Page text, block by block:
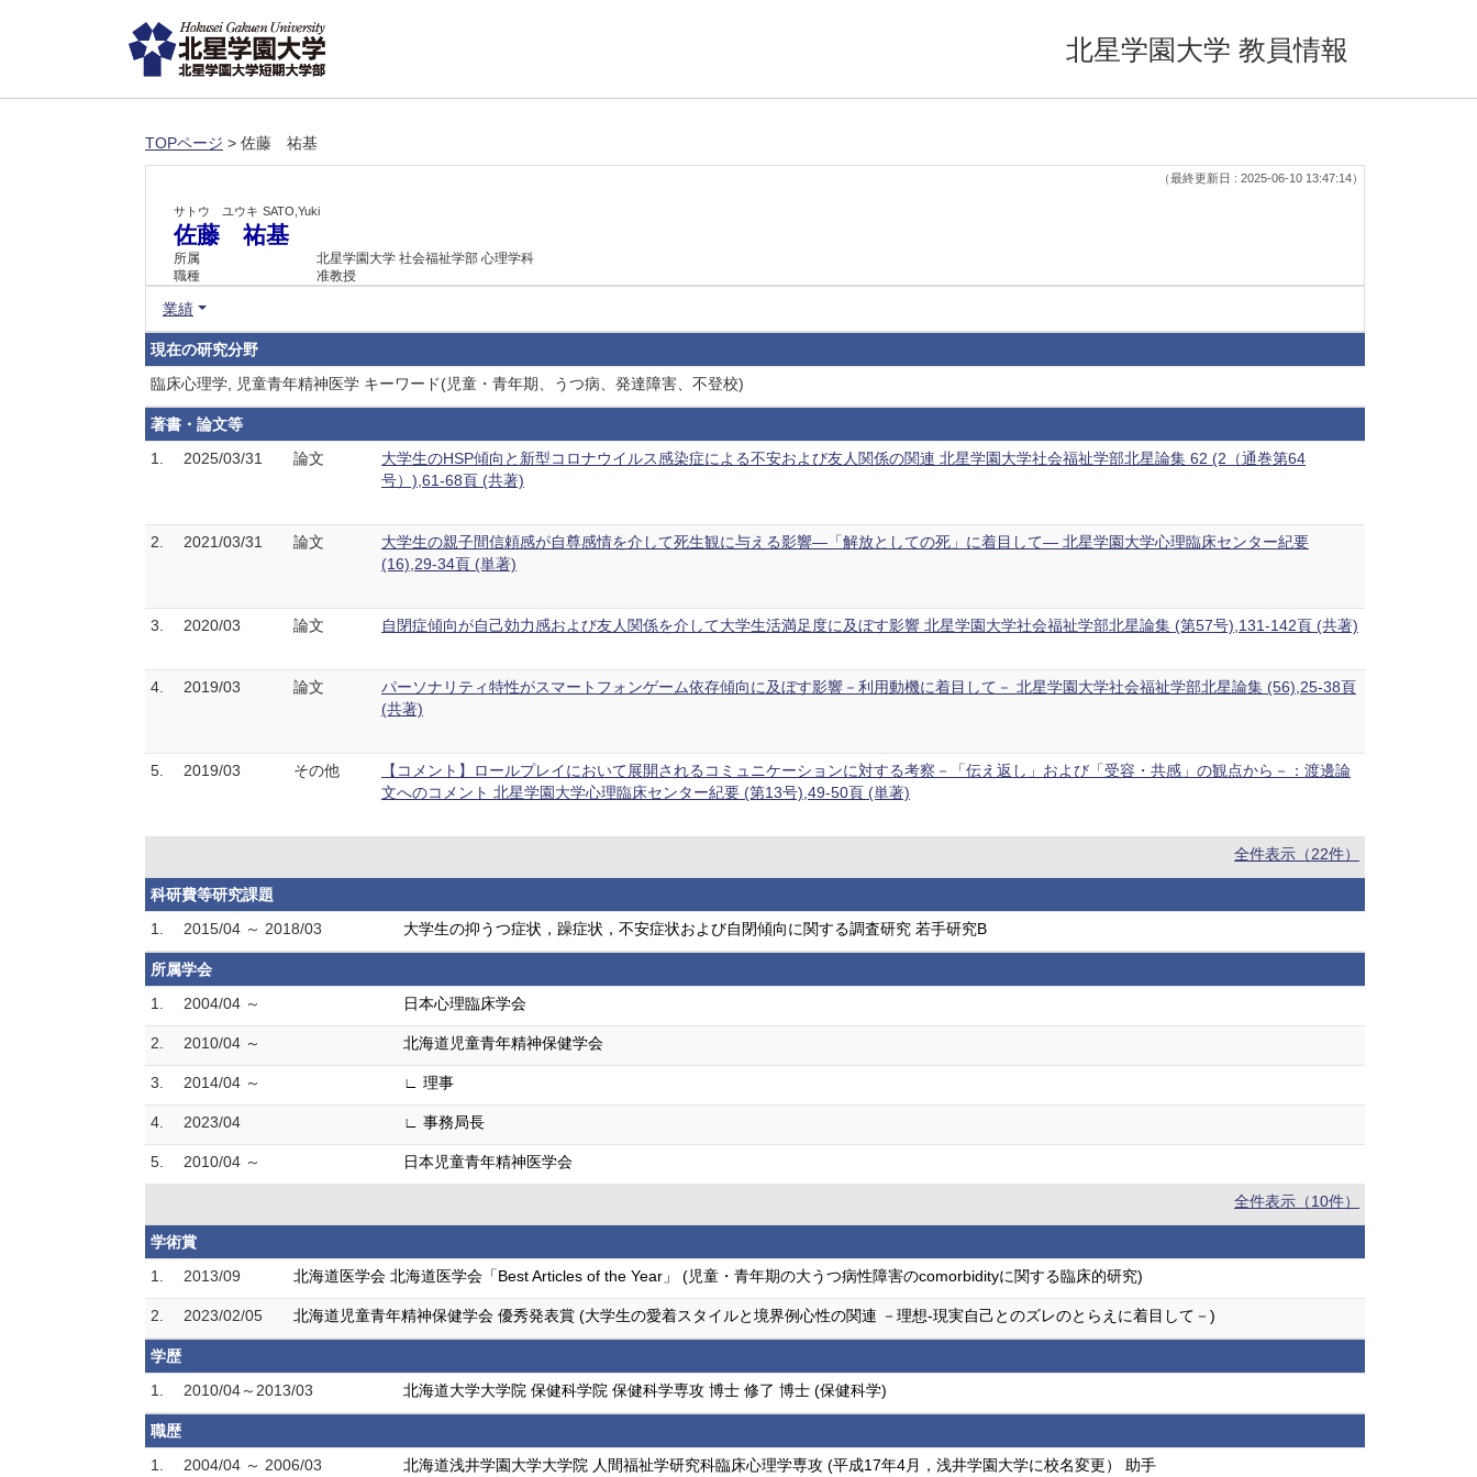
北星学園大学 教員情報
TOPページ > 佐藤 祐基
（最終更新日 : 2025-06-10 13:47:14）
サトウ ユウキ SATO,Yuki
佐藤 祐基
所属
北星学園大学 社会福祉学部 心理学科
職種
准教授
業績
現在の研究分野
臨床心理学, 児童青年精神医学 キーワード(児童・青年期、うつ病、発達障害、不登校)
著書・論文等
1.
2025/03/31 論文
大学生のHSP傾向と新型コロナウイルス感染症による不安および友人関係の関連 北星学園大学社会福祉学部北星論集 62 (2（通巻第64
号）),61-68頁 (共著)
2. 2021/03/31 論文
大学生の親子間信頼感が自尊感情を介して死生観に与える影響―「解放としての死」に着目して― 北星学園大学心理臨床センター紀要
(16),29-34頁 (単著)
3. 2020/03 論文 自閉症傾向が自己効力感および友人関係を介して大学生活満足度に及ぼす影響 北星学園大学社会福祉学部北星論集 (第57号),131-142頁 (共著)
4. 2019/03 論文
パーソナリティ特性がスマートフォンゲーム依存傾向に及ぼす影響－利用動機に着目して－ 北星学園大学社会福祉学部北星論集 (56),25-38頁
(共著)
5. 2019/03 その他
【コメント】ロールプレイにおいて展開されるコミュニケーションに対する考察－「伝え返し」および「受容・共感」の観点から－：渡邊論
文へのコメント 北星学園大学心理臨床センター紀要 (第13号),49-50頁 (単著)
全件表示（22件）
科研費等研究課題
1.
2015/04 ～ 2018/03 大学生の抑うつ症状，躁症状，不安症状および自閉傾向に関する調査研究 若手研究B
所属学会
1.
2004/04 ～ 日本心理臨床学会
2. 2010/04 ～ 北海道児童青年精神保健学会
3. 2014/04 ～ ∟ 理事
4. 2023/04 ∟ 事務局長
5. 2010/04 ～ 日本児童青年精神医学会
全件表示（10件）
学術賞
1.
2013/09 北海道医学会 北海道医学会「Best Articles of the Year」 (児童・青年期の大うつ病性障害のcomorbidityに関する臨床的研究)
2. 2023/02/05 北海道児童青年精神保健学会 優秀発表賞 (大学生の愛着スタイルと境界例心性の関連 －理想-現実自己とのズレのとらえに着目して－)
学歴
1.
2010/04～2013/03 北海道大学大学院 保健科学院 保健科学専攻 博士 修了 博士 (保健科学)
職歴
1.
2004/04 ～ 2006/03 北海道浅井学園大学大学院 人間福祉学研究科臨床心理学専攻 (平成17年4月，浅井学園大学に校名変更） 助手